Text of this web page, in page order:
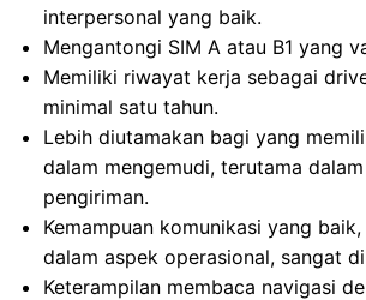
interpersonal yang baik.
Mengantongi SIM A atau B1 yang
Memiliki riwayat kerja sebagai
minimal satu tahun.
Lebih diutamakan bagi yang
dalam mengemudi, terutama
pengiriman.
Kemampuan komunikasi yang baik,
dalam aspek operasional, sangat
Keterampilan membaca navigasi